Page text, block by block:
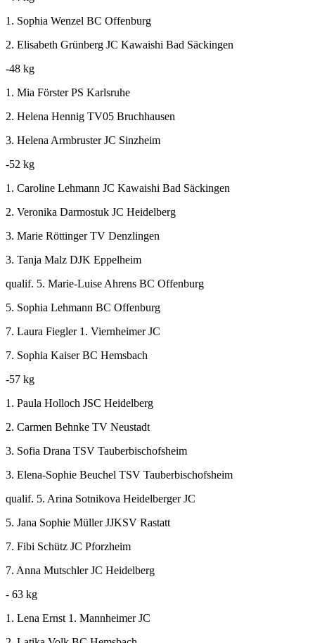
1. Sophia Wenzel BC Offenburg
2. Elisabeth Grünberg JC Kawaishi Bad Säckingen
-48 kg
1. Mia Förster PS Karlsruhe
2. Helena Hennig TV05 Bruchhausen
3. Helena Armbruster JC Sinzheim
-52 kg
1. Caroline Lehmann JC Kawaishi Bad Säckingen
2. Veronika Darmostuk JC Heidelberg
3. Marie Röttinger TV Denzlingen
3. Tanja Malz DJK Eppelheim
qualif. 5. Marie-Luise Ahrens BC Offenburg
5. Sophia Lehmann BC Offenburg
7. Laura Fiegler 1. Viernheimer JC
7. Sophia Kaiser BC Hemsbach
-57 kg
1. Paula Holloch JSC Heidelberg
2. Carmen Behnke TV Neustadt
3. Sofia Drana TSV Tauberbischofsheim
3. Elena-Sophie Beuchel TSV Tauberbischofsheim
qualif. 5. Arina Sotnikova Heidelberger JC
5. Jana Sophie Müller JJKSV Rastatt
7. Fibi Schütz JC Pforzheim
7. Anna Mutschler JC Heidelberg
- 63 kg
1. Lena Ernst 1. Mannheimer JC